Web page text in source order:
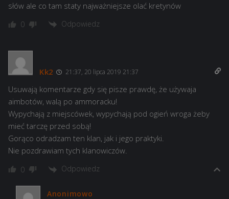
słów ale co tam staty najważniejsze olać kretynów
0 Odpowiedz
Kk2 21:37, 20 lipca 2019 21:37
Usuwają komentarze gdy się pisze prawdę, że używaja
aimbotów, walą po ammoracku!
Wypychają z miejscówek, wypychają pod ogień wroga żeby
mieć tarczę przed sobą!
Gorąco odradzam ten klan, jak i jego praktyki.
Nie pozdrawiam tych klanowiczów.
0 Odpowiedz
Anonimowo